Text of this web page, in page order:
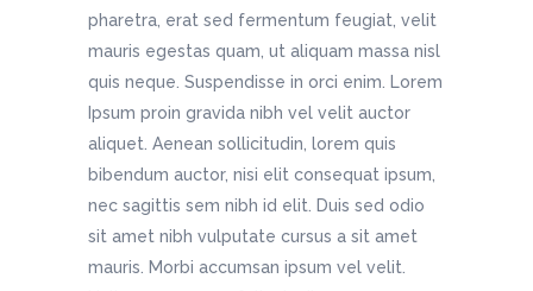
pharetra, erat sed fermentum feugiat, velit
mauris egestas quam, ut aliquam massa nisl
quis neque. Suspendisse in orci enim. Lorem
Ipsum proin gravida nibh vel velit auctor
aliquet. Aenean sollicitudin, lorem quis
bibendum auctor, nisi elit consequat ipsum,
nec sagittis sem nibh id elit. Duis sed odio
sit amet nibh vulputate cursus a sit amet
mauris. Morbi accumsan ipsum vel velit.